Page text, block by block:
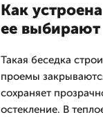
Как
ее выбирают
Такая беседка
проемы
сохраняет
остекление. В